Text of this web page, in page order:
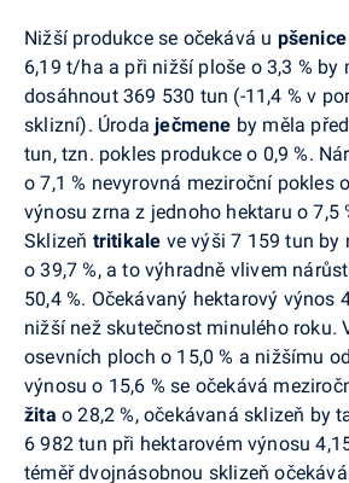
Nižší produkce se očekává u pšenice
6,19 t/ha a při nižší ploše o 3,3 % by
dosáhnout 369 530 tun (-11,4 % v
sklizní). Úrodaječmene by měla
tun, tzn. pokles produkce o 0,9 %.
o 7,1 % nevyrovná meziroční pokles
výnosu zrna z jednoho hektaru o 7,5
Sklizeň tritikale ve výši 7 159 tun by
o 39,7 %, a to výhradně vlivem
50,4 %. Očekávaný hektarový výnos
nižší než skutečnost minulého roku.
osevních ploch o 15,0 % a nižšímu
výnosu o 15,6 % se očekává
žita o 28,2 %, očekávaná sklizeň by
6 982 tun při hektarovém výnosu
téměř dvojnásobnou sklizeň